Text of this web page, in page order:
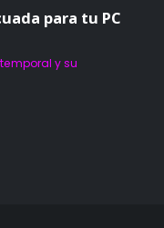
para tu PC
y su